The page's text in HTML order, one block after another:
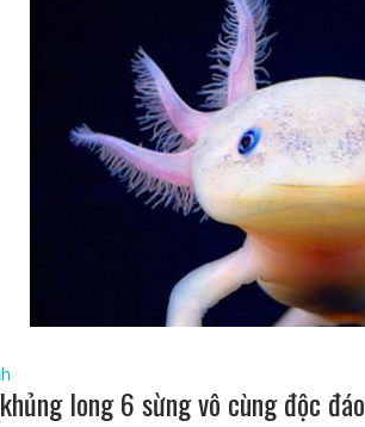
long 6 sừng vô cùng độc đáo